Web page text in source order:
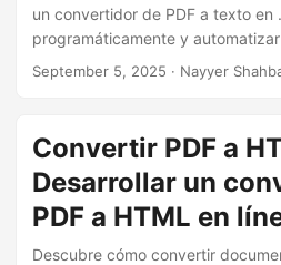
un convertidor de PDF a texto en
programáticamente y
de PDFs con alta precisión
September 5, 2025 · Nayyer
Convertir PDF a
Desarrollar un
PDF a HTML en
Descubre cómo convertir